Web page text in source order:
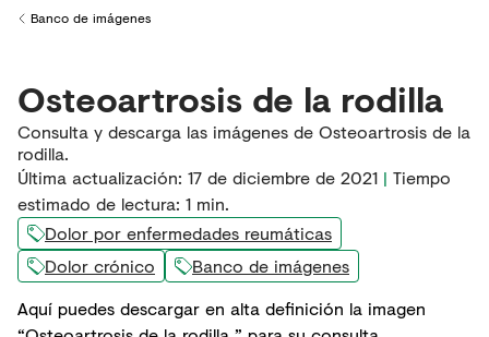
Back to
Banco de imágenes
Osteoartrosis de la rodilla
Consulta y descarga las imágenes de Osteoartrosis de la
rodilla.
Última actualización: 17 de diciembre de 2021 | Tiempo
estimado de lectura: 1 min.
Dolor por enfermedades reumáticas
Dolor crónico
Banco de imágenes
Aquí puedes descargar en alta definición la imagen